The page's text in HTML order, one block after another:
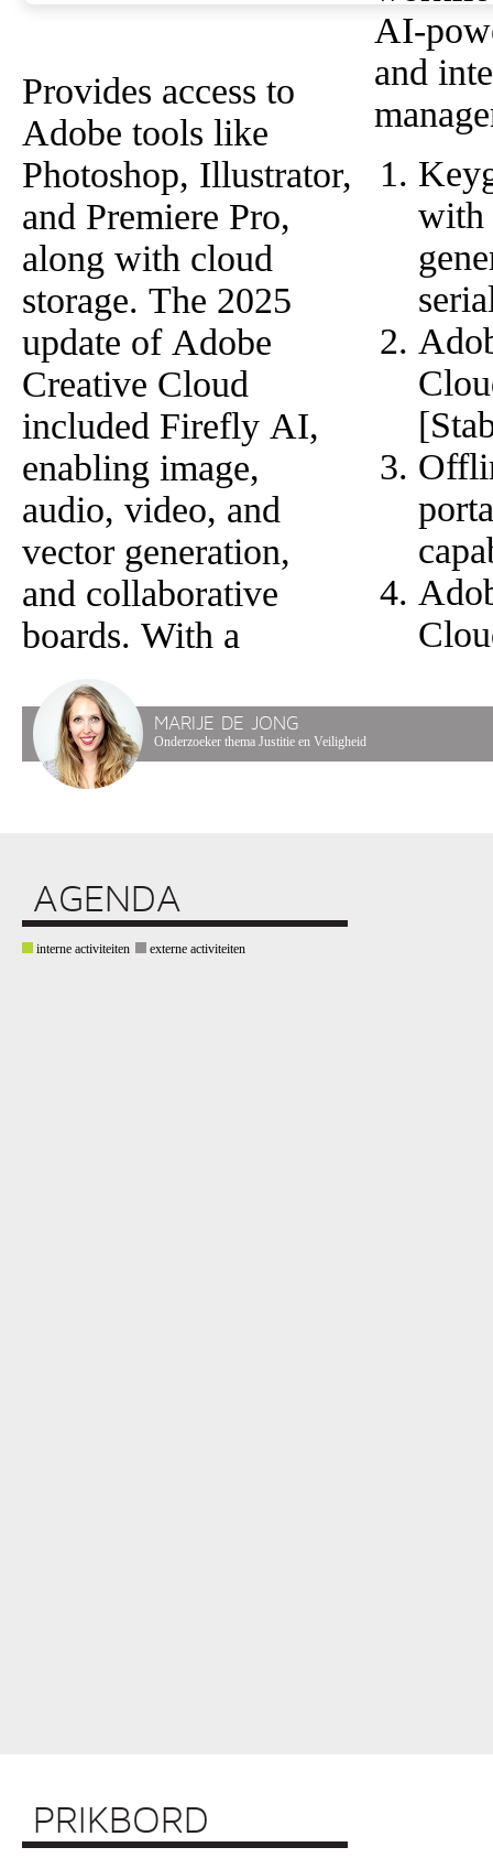
Provides access to
Adobe tools like
Photoshop, Illustrator,
and Premiere Pro,
along with cloud
storage. The 2025
update of Adobe
Creative Cloud
included Firefly AI,
enabling image,
audio, video, and
vector generation,
and collaborative
boards. With a
AI-
and
with
MARIJE DE JONG
Onderzoeker thema Justitie en Veiligheid
AGENDA
interne activiteiten externe activiteiten
PRIKBORD